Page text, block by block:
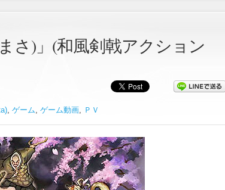
さ)」(和風剣戟アクション
, ゲーム, ゲーム動画, ＰＶ